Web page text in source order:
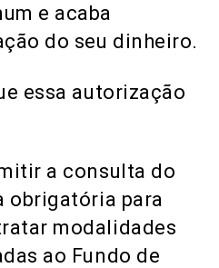
e acaba
do seu dinheiro.
essa autorização
a consulta do
obrigatória para
modalidades
ao Fundo de